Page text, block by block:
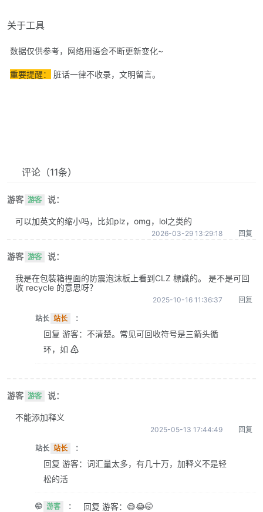
关于工具
数据仅供参考，网络用语会不断更新变化~
重要提醒： 脏话一律不收录，文明留言。
评论 （11条）
游客 游客 说：
可以加英文的缩小吗，比如plz，omg，lol之类的
2026-03-29 13:29:18 回复
游客 游客 说：
我是在包裝箱裡面的防震泡沫板上看到CLZ 標識的。 是不是可回
收 recycle 的意思呀？
2025-10-16 11:36:37 回复
站长 站长 ：
回复 游客：不清楚。常见可回收符号是三箭头循
环，如 ♴
游客 游客 说：
不能添加释义
2025-05-13 17:44:49 回复
站长 站长 ：
回复 游客：词汇量太多，有几十万，加释义不是轻
松的活
🤭 游客 ： 回复 游客：😅😂🤭